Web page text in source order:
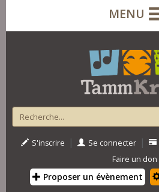
MENU
S'inscrire | Se connecter |
Faire un don
Proposer un évènement